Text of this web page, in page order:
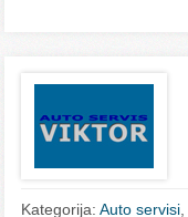
Kategorija:Auto servisi